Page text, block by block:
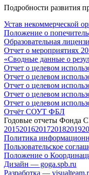
Подробности развития
Устав некоммерческой
Положение о
Образовательная
Отчет о мероприятиях
«Cводные данные о
Отчет о целевом
Отчет о целевом
Отчет о целевом
Отчет о целевом
Отчет о целевом
Отчёт СОУТ ФБЛ
Годовые отчеты Фонда
20152016201720182019
Политика
Пользовательское
Положение о
Дизайн — goga.spb.ru
Разработка —